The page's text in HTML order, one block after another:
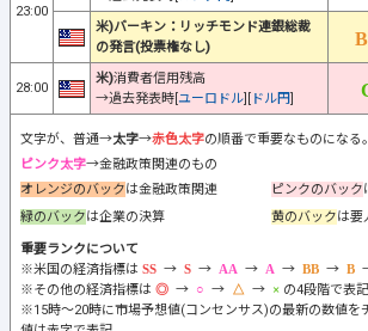
23:00
米)バーキン：リッチモンド連銀総裁
の発言(投票権なし)
28:00
米)消費者信用残高
→過去発表時[ユーロドル][ ドル円]
文字が、普通→太字→赤色太字の順番で重要なものになる。
ピンク太字→金融政策関連のもの
オレンジのバックは金融政策関連 ピンクのバック
緑のバックは企業の決算 黄のバックは要
重要ランクについて
※米国の経済指標は
→ → → → →
※その他の経済指標は
→ → →
の4段階で表記
※15時～20時に市場予想値(コンセンサス)の最新の数値を